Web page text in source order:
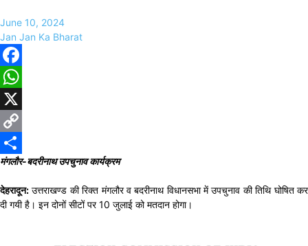
June 10, 2024
Jan Jan Ka Bharat
Facebook
WhatsApp
X
Copy
Link
Share
मंगलौर-बदरीनाथ उपचुनाव कार्यक्रम
देहरादून: उत्तराखण्ड की रिक्त मंगलौर व बदरीनाथ विधानसभा में उपचुनाव की तिथि घोषित कर
दी गयी है। इन दोनों सीटों पर 10 जुलाई को मतदान होगा।